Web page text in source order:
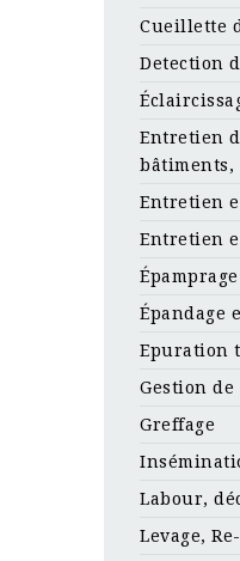
Cueillette
Detection
Entretien
bâtiments,
Entretien
Entretien
Épandage
Epuration
Gestion
Greffage
Labour,
Levage,